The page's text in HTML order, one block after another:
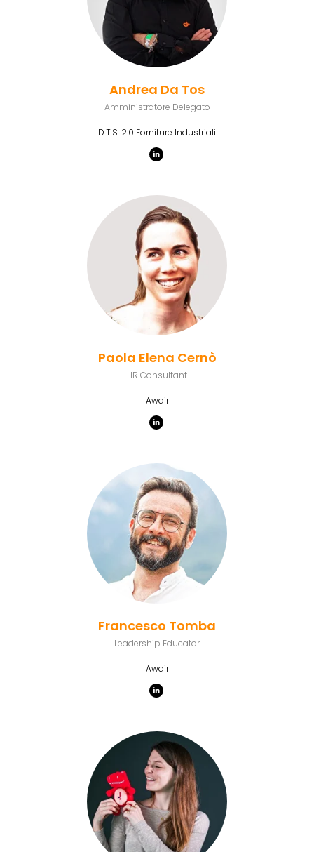
Andrea Da Tos
Amministratore Delegato
D.T.S. 2.0 Forniture Industriali
Paola Elena Cernò
HR Consultant
Awair
Francesco Tomba
Leadership Educator
Awair